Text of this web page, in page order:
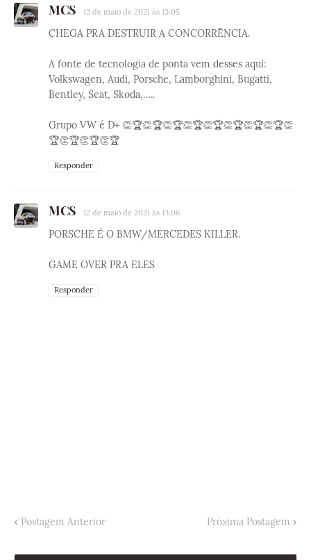
MCS 12 de maio de 2021 às 13:05
CHEGA PRA DESTRUIR A CONCORRÊNCIA.
A fonte de tecnologia de ponta vem desses aqui:
Volkswagen, Audi, Porsche, Lamborghini, Bugatti,
Bentley, Seat, Skoda,…..
Grupo VW é D+ 👏🏆👏🏆👏🏆👏🏆👏🏆👏🏆👏🏆👏🏆👏
🏆👏🏆👏🏆👏🏆
Responder
MCS 12 de maio de 2021 às 13:06
PORSCHE É O BMW/MERCEDES KILLER.
GAME OVER PRA ELES
Responder
Postagem Anterior Próxima Postagem